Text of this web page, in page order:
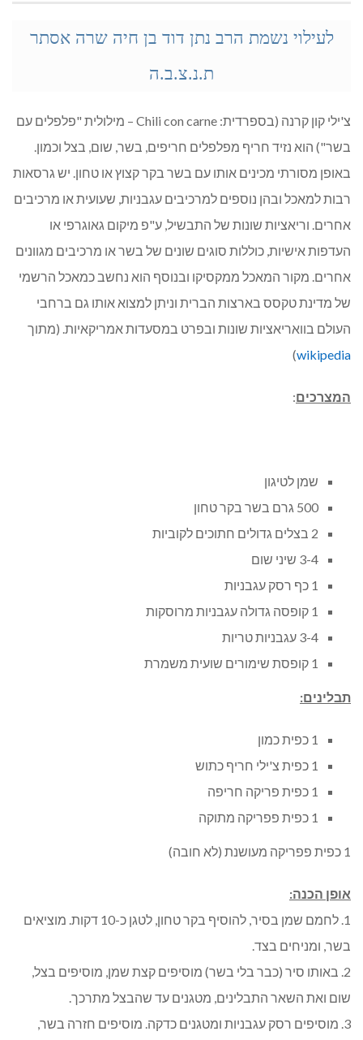
לעילוי נשמת הרב נתן דוד בן חיה שרה אסתר
ת.נ.צ.ב.ה
צ'ילי קון קרנה (בספרדית: Chili con carne – מילולית "פלפלים עם
בשר") הוא נזיד חריף מפלפלים חריפים, בשר, שום, בצל וכמון.
באופן מסורתי מכינים אותו עם בשר בקר קצוץ או טחון. יש גרסאות
רבות למאכל ובהן נוספים למרכיבים עגבניות, שעועית או מרכיבים
אחרים. וריאציות שונות של התבשיל, ע"פ מיקום גאוגרפי או
העדפות אישיות, כוללות סוגים שונים של בשר או מרכיבים מגוונים
אחרים. מקור המאכל ממקסיקו ובנוסף הוא נחשב כמאכל הרשמי
של מדינת טקסס בארצות הברית וניתן למצוא אותו גם ברחבי
העולם בוואריאציות שונות ובפרט במסעדות אמריקאיות. (מתוך
wikipedia
)
המצרכים:
שמן לטיגון
500 גרם בשר בקר טחון
2 בצלים גדולים חתוכים לקוביות
3-4 שיני שום
1 כף רסק עגבניות
1 קופסה גדולה עגבניות מרוסקות
3-4 עגבניות טריות
1 קופסת שימורים שועית משמרת
תבלינים:
1 כפית כמון
1 כפית צ'ילי חריף כתוש
1 כפית פריקה חריפה
1 כפית פפריקה מתוקה
1 כפית פפריקה מעושנת (לא חובה)
אופן הכנה:
1. לחמם שמן בסיר, להוסיף בקר טחון, לטגן כ-10 דקות. מוציאים
בשר, ומניחים בצד.
2. באותו סיר (כבר בלי בשר) מוסיפים קצת שמן, מוסיפים בצל,
שום ואת השאר התבלינים, מטגנים עד שהבצל מתרכך.
3. מוסיפים רסק עגבניות ומטגנים כדקה. מוסיפים חזרה בשר,